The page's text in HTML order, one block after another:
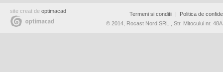
site creat de optimacad Termeni si conditii|
Politica de
© 2014, Rocast Nord SRL , Str. Mitocului nr.